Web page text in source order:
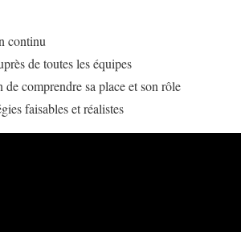
continu
de toutes les équipes
de comprendre sa place et son rôle
faisables et réalistes